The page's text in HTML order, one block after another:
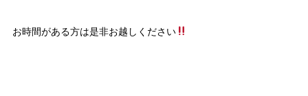
お時間がある方は是非お越しください